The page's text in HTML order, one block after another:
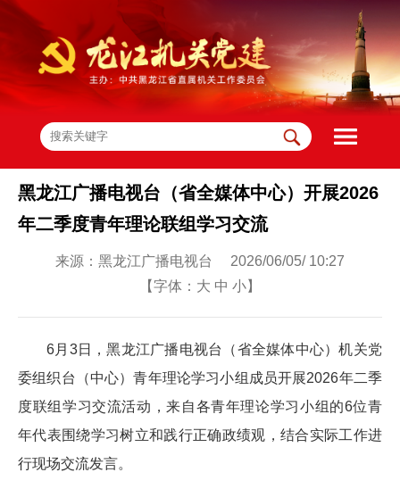
黑龙江广播电视台（省全媒体中心）开展2026
年二季度青年理论联组学习交流
来源：黑龙江广播电视台 2026/06/05/ 10:27
【字体： 大 中 小】
6月3日，黑龙江广播电视台（省全媒体中心）机关党
委组织台（中心）青年理论学习小组成员开展2026年二季
度联组学习交流活动，来自各青年理论学习小组的6位青
年代表围绕学习树立和践行正确政绩观，结合实际工作进
行现场交流发言。